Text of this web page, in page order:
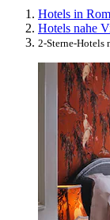
Hotels in Rom
Hotels nahe
2-Sterne-Hotels